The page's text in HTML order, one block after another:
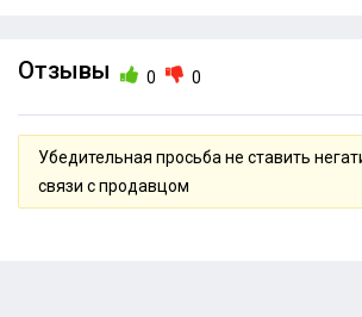
Отзывы 0 0
Убедительная просьба не ставить
связи с продавцом